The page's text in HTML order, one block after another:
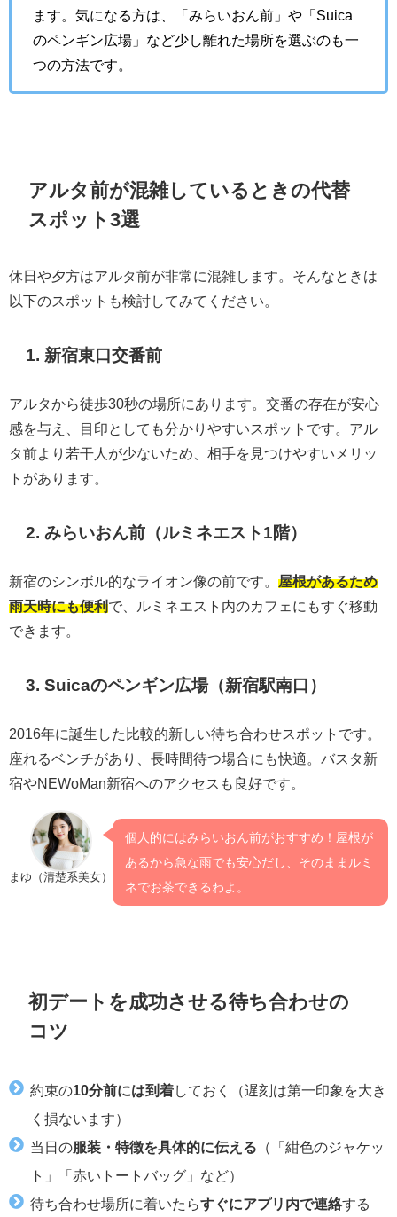
ます。気になる方は、「みらいおん前」や「Suica
のペンギン広場」など少し離れた場所を選ぶのも一
つの方法です。
アルタ前が混雑しているときの代替
スポット3選
休日や夕方はアルタ前が非常に混雑します。そんなときは
以下のスポットも検討してみてください。
1. 新宿東口交番前
アルタから徒歩30秒の場所にあります。交番の存在が安心
感を与え、目印としても分かりやすいスポットです。アル
タ前より若干人が少ないため、相手を見つけやすいメリッ
トがあります。
2. みらいおん前（ルミネエスト1階）
新宿のシンボル的なライオン像の前です。 屋根があるため
雨天時にも便利で、ルミネエスト内のカフェにもすぐ移動
できます。
3. Suicaのペンギン広場（新宿駅南口）
2016年に誕生した比較的新しい待ち合わせスポットです。
座れるベンチがあり、長時間待つ場合にも快適。バスタ新
宿やNEWoMan新宿へのアクセスも良好です。
まゆ（清楚系美女）
個人的にはみらいおん前がおすすめ！屋根が
あるから急な雨でも安心だし、そのままルミ
ネでお茶できるわよ。
初デートを成功させる待ち合わせの
コツ
約束の10分前には到着しておく（遅刻は第一印象を大き
く損ないます）
当日の 服装・特徴を具体的に伝える （「紺色のジャケッ
ト」「赤いトートバッグ」など）
待ち合わせ場所に着いたらすぐにアプリ内で連絡する